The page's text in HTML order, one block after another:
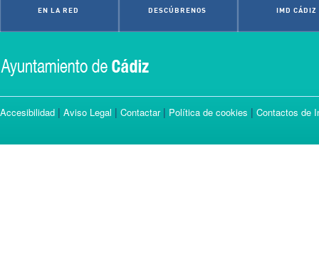
EN LA RED DESCÚBRENOS IMD CÁDIZ
Accesibilidad | Aviso Legal | Contactar| Política de cookies | Contactos de